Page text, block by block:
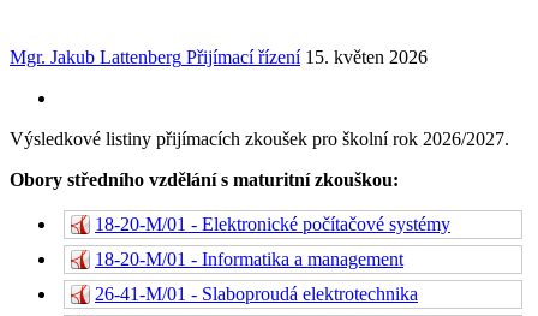
Mgr. Jakub Lattenberg Přijímací řízení 15. květen 2026
Výsledkové listiny přijímacích zkoušek pro školní rok 2026/2027.
Obory středního vzdělání s maturitní zkouškou:
18-20-M/01 - Elektronické počítačové systémy
18-20-M/01 - Informatika a management
26-41-M/01 - Slaboproudá elektrotechnika